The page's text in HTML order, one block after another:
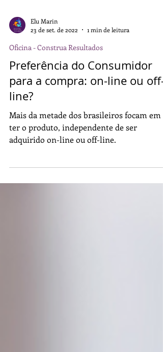
23 de set. de 2022
1 min de leitura
Oficina - Construa Resultados
Preferência do Consumidor
para a compra: on-line ou off-
line?
Mais da metade dos brasileiros focam em
ter o produto, independente de ser